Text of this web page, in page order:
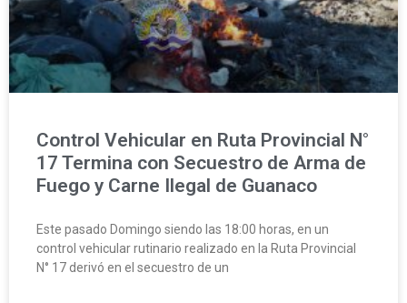
Control Vehicular en Ruta Provincial N°
17 Termina con Secuestro de Arma de
Fuego y Carne Ilegal de Guanaco
Este pasado Domingo siendo las 18:00 horas, en un
control vehicular rutinario realizado en la Ruta Provincial
N° 17 derivó en el secuestro de un